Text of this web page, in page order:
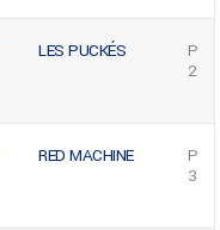
LES PUCKÉS
P
2
RED MACHINE
P
3